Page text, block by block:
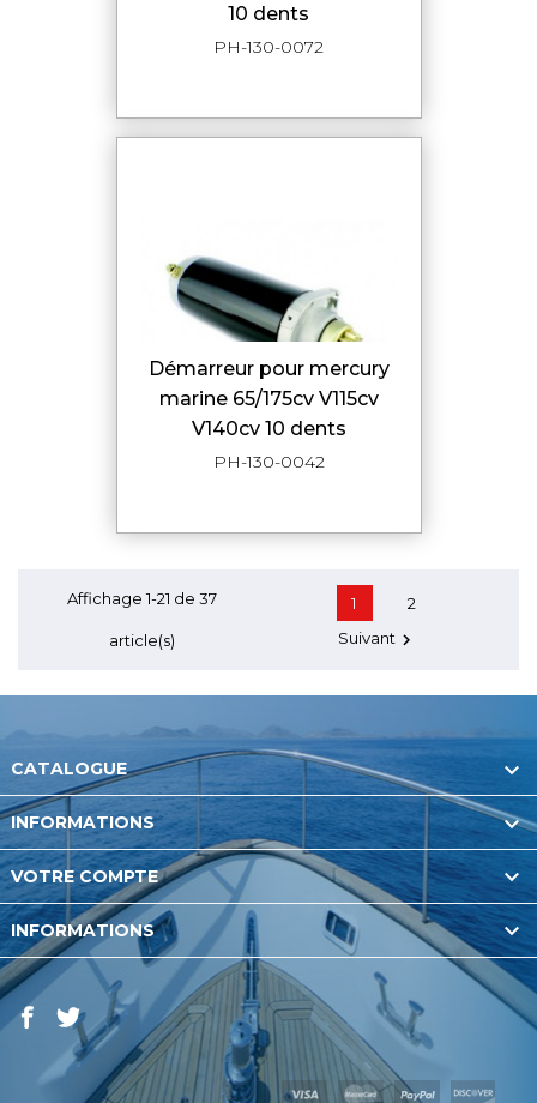
10 dents
PH-130-0072
démarreur pour mercury
marine 65/175cv V115cv
V140cv 10 dents
PH-130-0042
Affichage 1-21 de 37
article(s)
1
2
Suivant
CATALOGUE 
INFORMATIONS 
VOTRE COMPTE 
INFORMATIONS 